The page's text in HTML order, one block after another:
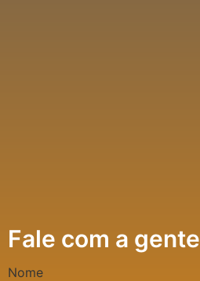
Fale com a gente
Nome